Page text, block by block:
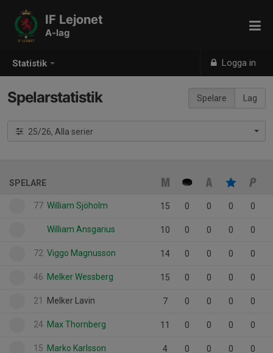
Statistik Logga in
IF Lejonet
A-lag
Spelare Lag
Spelarstatistik
25/26, Alla serier
SPELARE
77 William Sjöholm 15 0 0 0 0
William Ansgarius 10 0 0 0 0
72 Viggo Magnusson 14 0 0 0 0
46 Melker Wessberg 15 0 0 0 0
21 Melker Lavin 7 0 0 0 0
24 Max Thornberg 11 0 0 0 0
15 Marko Karlsson 4 0 0 0 0